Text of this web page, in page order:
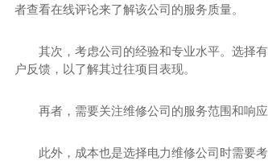
者查看在线评论来了解该公司的服务质量。
其次，考虑公司的经验和专业水平。选择
户反馈，以了解其过往项目表现。
再者，需要关注维修公司的服务范围和响
此外，成本也是选择电力维修公司时需要